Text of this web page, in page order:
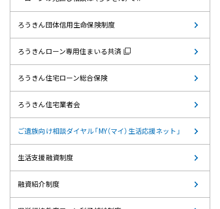
ろうきん団体信用生命保険制度
ろうきんローン専用住まいる共済
ろうきん住宅ローン総合保険
ろうきん住宅業者会
ご遺族向け相談ダイヤル「MY（マイ）生活応援ネット」
生活支援融資制度
融資紹介制度